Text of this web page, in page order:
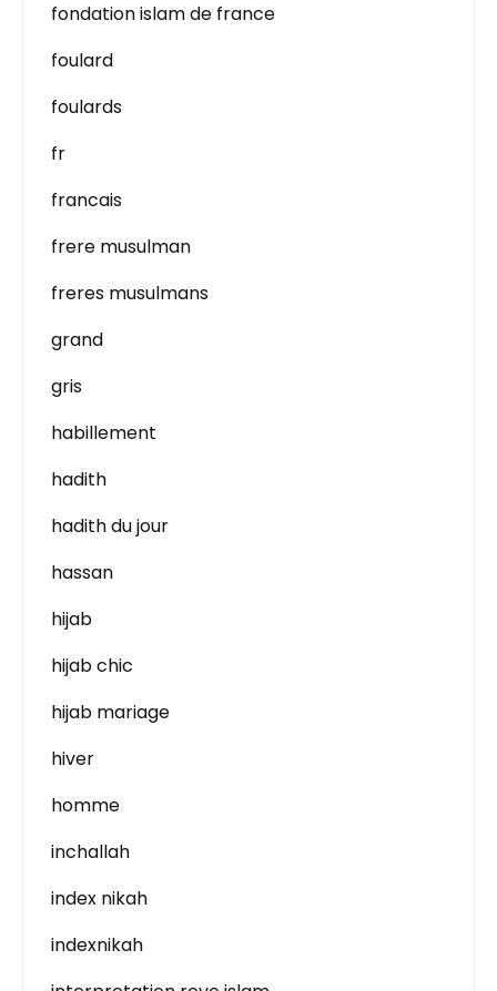
fondation islam de france
foulard
foulards
fr
francais
frere musulman
freres musulmans
grand
gris
habillement
hadith
hadith du jour
hassan
hijab
hijab chic
hijab mariage
hiver
homme
inchallah
index nikah
indexnikah